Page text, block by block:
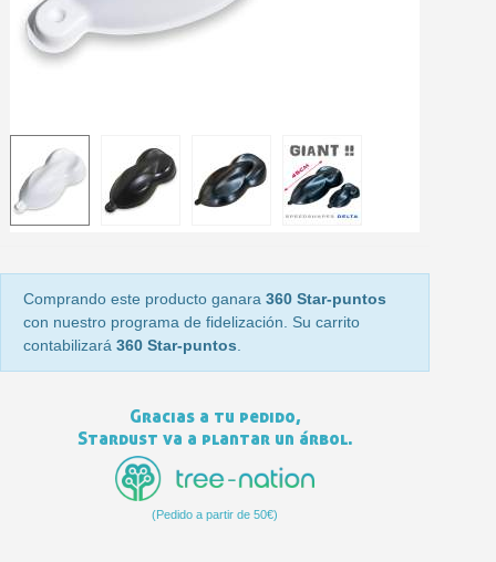
Devuelve los
Suscríbete al
Comprando este producto ganara 360 Star-puntos
con nuestro programa de fidelización. Su carrito
contabilizará 360 Star-puntos
Gracias a tu pedido,
Stardust va a plantar un árbol.
(Pedido a partir de 50€)